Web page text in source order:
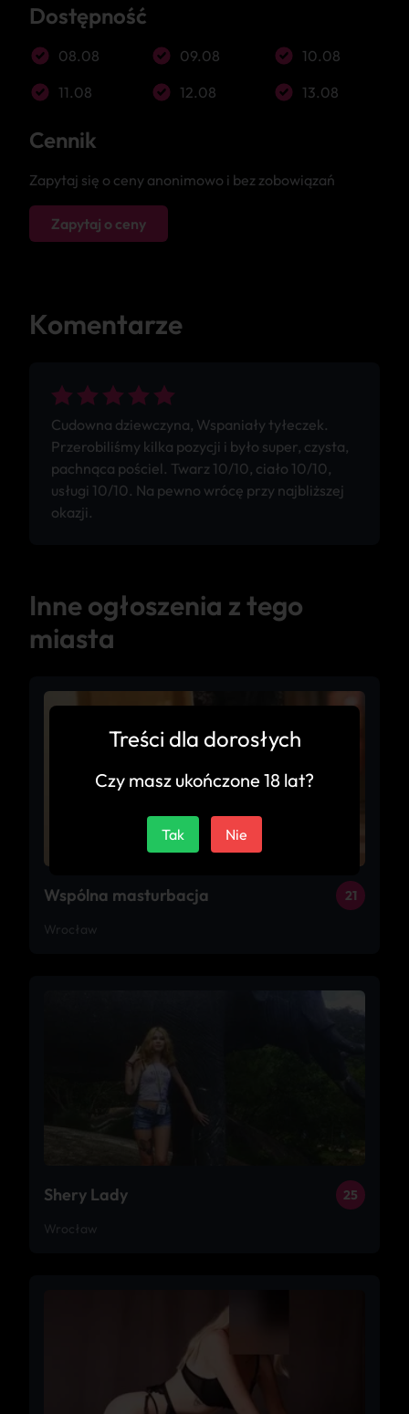
Dostępność
08.08 09.08
10.08
11.08
12.08 13.08
Cennik
Zapytaj się o ceny anonimowo i bez zobowiązań
Zapytaj o ceny
Komentarze
Cudowna dziewczyna, Wspaniały tyłeczek.
Przerobiliśmy kilka pozycji i było super, czysta,
pachnąca pościel. Twarz 10/10, ciało 10/10,
usługi 10/10. Na pewno wrócę przy najbliższej
okazji.
Inne ogłoszenia z tego
miasta
Wspólna masturbacja 21
Wrocław
Shery Lady 25
Wrocław
Treści dla dorosłych
Czy masz ukończone 18 lat?
Tak Nie